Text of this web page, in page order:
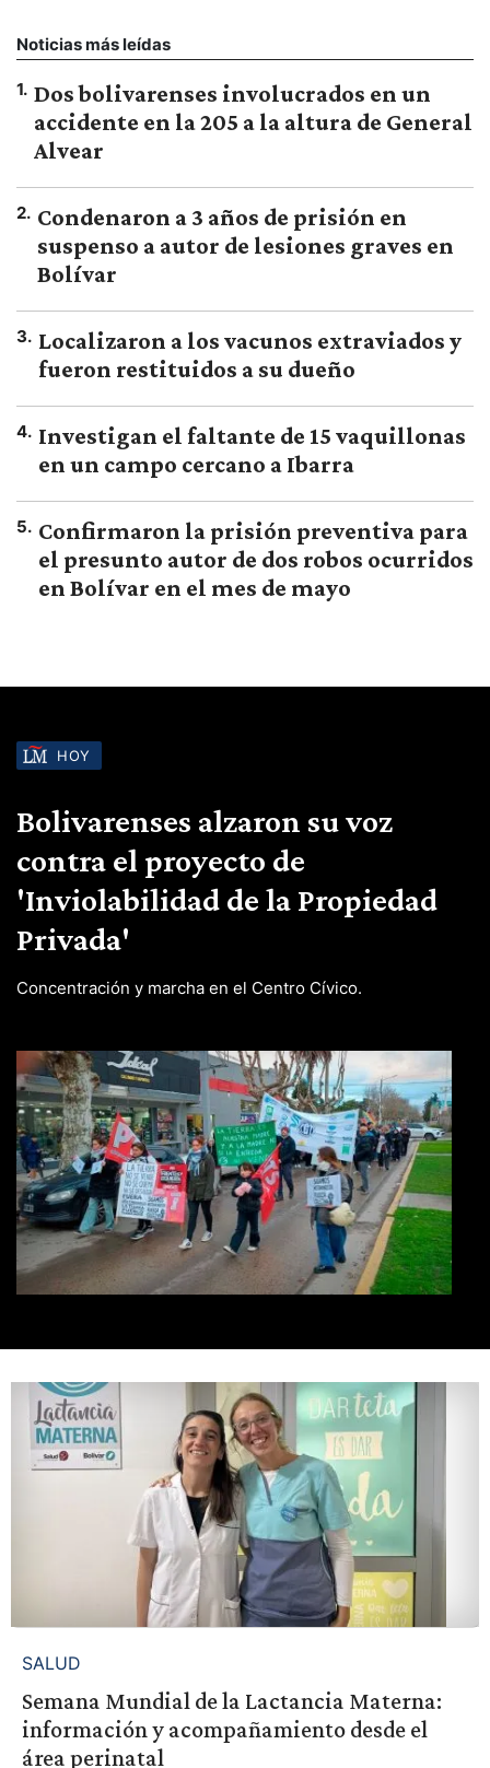
Noticias más leídas
1. Dos bolivarenses involucrados en un
accidente en la 205 a la altura de General
Alvear
2. Condenaron a 3 años de prisión en
suspenso a autor de lesiones graves en
Bolívar
3. Localizaron a los vacunos extraviados y
fueron restituidos a su dueño
4. Investigan el faltante de 15 vaquillonas
en un campo cercano a Ibarra
5. Confirmaron la prisión preventiva para
el presunto autor de dos robos ocurridos
en Bolívar en el mes de mayo
HOY
Bolivarenses alzaron su voz
contra el proyecto de
'Inviolabilidad de la Propiedad
Privada'
Concentración y marcha en el Centro Cívico.
SALUD
Semana Mundial de la Lactancia Materna:
información y acompañamiento desde el
área perinatal